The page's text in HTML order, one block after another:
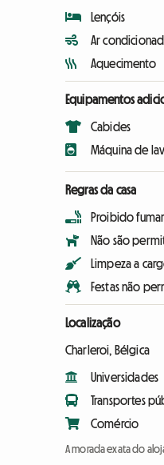
Lençóis
Ar
Aquecimento
Equipamentos
Cabides
Máquina de
Regras da casa
Proibido fumar
Não são
Limpeza a
Festas não
Localização
Charleroi, Bélgica
Universidades
Transportes
Comércio
A morada exata do